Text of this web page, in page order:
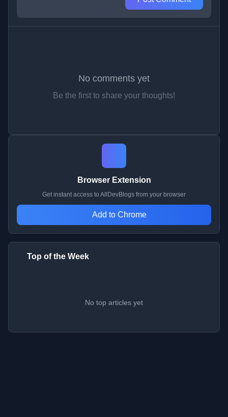
No comments yet
Be the first to share your thoughts!
Browser Extension
Get instant access to AllDevBlogs from your browser
Add to Chrome
Top of the Week
No top articles yet